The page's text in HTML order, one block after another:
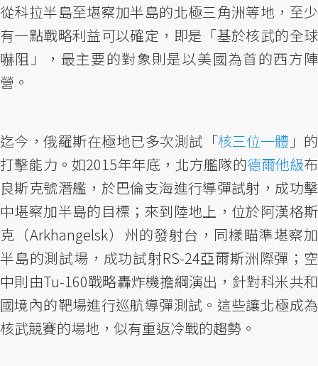
從科拉半島至堪察加半島的北極三角洲等地，至少
有一點戰略利益可以確定，即是「基於核武的全球
嚇阻」，最主要的對象則是以美國為首的西方陣
營。
迄今，俄羅斯在極地已多次測試「核三位一體 」的
打擊能力。如2015年年底，北方艦隊的德爾他級布
良斯克號潛艦，於巴倫支海進行導彈試射，成功擊
中堪察加半島的目標；來到陸地上，位於阿漢格斯
克（Arkhangelsk）州的發射台，同樣瞄準堪察加
半島的測試場，成功試射RS-24亞爾斯洲際彈；空
中則由Tu-160戰略轟炸機擔綱演出，針對科米共和
國境內的靶場進行巡航導彈測試。這些讓北極成為
核武競賽的場地，似有重返冷戰的趨勢。